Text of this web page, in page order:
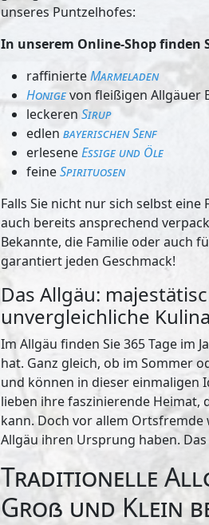
unseres Puntzelhofes:
In unserem Online-Shop finden
raffinierteMarmeladen
Honigevon fleißigen Allgäuer
leckeren Sirup
edlen bayerischen Senf
erleseneEssige und Öle
feineSpirituosen
Falls Sie nicht nur sich selbst
auch bereits ansprechend
Bekannte, die Familie oder auch
garantiert jeden Geschmack!
Das Allgäu:
unvergleichliche
Im Allgäu finden Sie 365 Tage im
hat. Ganz gleich, ob im Sommer
und können in dieser einmaligen
lieben ihre faszinierende
kann. Doch vor allem
Allgäu ihren Ursprung haben.
Traditionelle
Groß und Klein